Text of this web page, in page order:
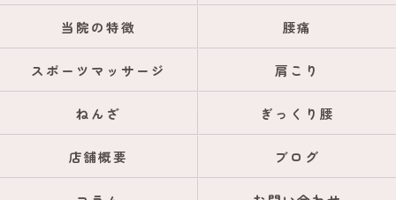
当院の特徴 腰痛
スポーツマッサージ 肩こり
ねんざ ぎっくり腰
店舗概要 ブログ